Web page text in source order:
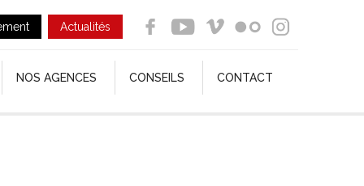
Actualités
NOS AGENCES CONSEILS CONTACT